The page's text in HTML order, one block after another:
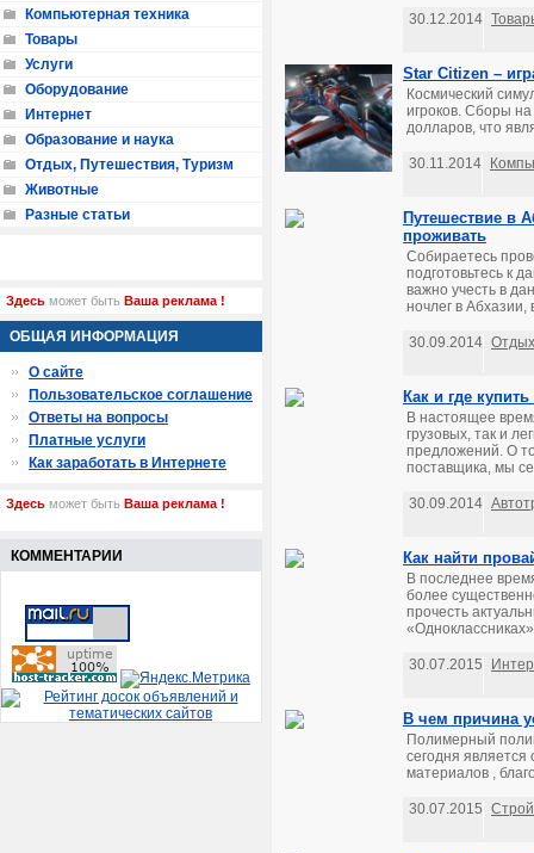
30.12.2014
Star Citizen –
Космический
игроков. Сборы
долларов, что
30.11.2014
Путешествие в
проживать
Собираетесь
подготовьтесь к
важно учесть в
ночлег в Абхазии,
30.09.2014
Как и где
В настоящее
грузовых, так и
предложений. О
поставщика, мы
30.09.2014
Как найти
В последнее
более
прочесть
30.07.2015
В чем причина
Полимерный
сегодня
материалов ,
30.07.2015
Компьютерная техника
Товары
Услуги
Оборудование
Интернет
Образование и наука
Отдых, Путешествия, Туризм
Животные
Разные статьи
Здесь может быть Ваша реклама !
ОБЩАЯ ИНФОРМАЦИЯ
О сайте
Пользовательское соглашение
Ответы на вопросы
Платные услуги
Как заработать в Интернете
Здесь может быть Ваша реклама !
КОММЕНТАРИИ